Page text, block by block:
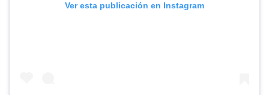
Ver esta publicación en Instagram